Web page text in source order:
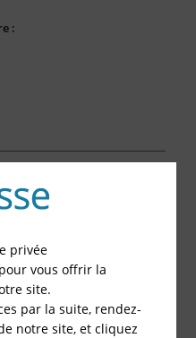
:
privée
vous offrir la
site.
par la suite, rendez-
notre site, et cliquez